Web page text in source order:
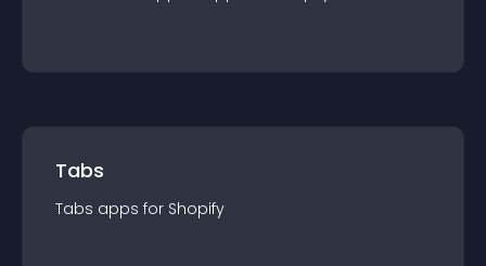
Tabs
Tabs apps for Shopify